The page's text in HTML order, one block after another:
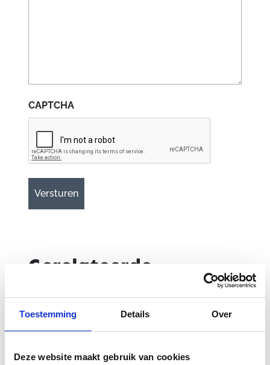
Toestemming Details Over
Deze website maakt gebruik van cookies
CAPTCHA
Gerelateerde